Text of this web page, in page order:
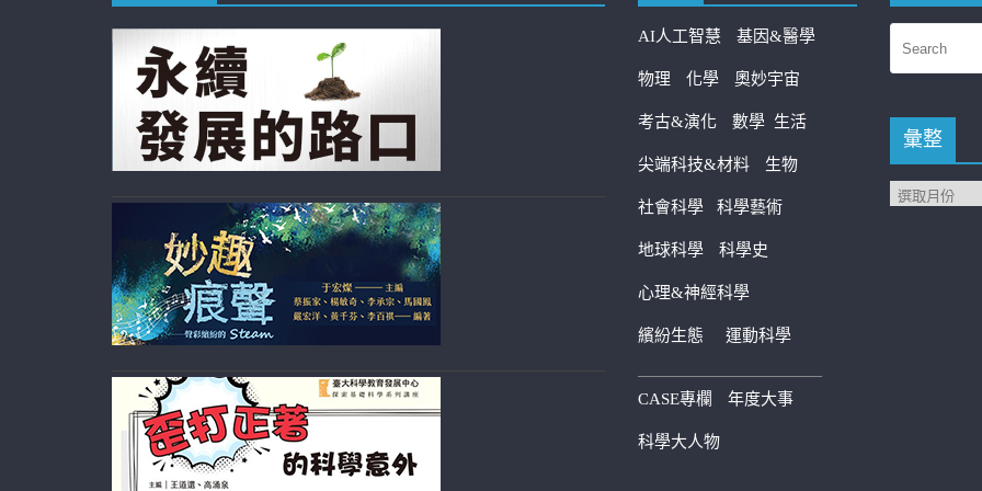
AI人工智慧 基因&醫學
物理 化學 奧妙宇宙
考古&演化 數學 生活
尖端科技&材料 生物
社會科學 科學藝術
地球科學 科學史
心理&神經科學
繽紛生態 運動科學
————————————
CASE專欄 年度大事
科學大人物
彙整